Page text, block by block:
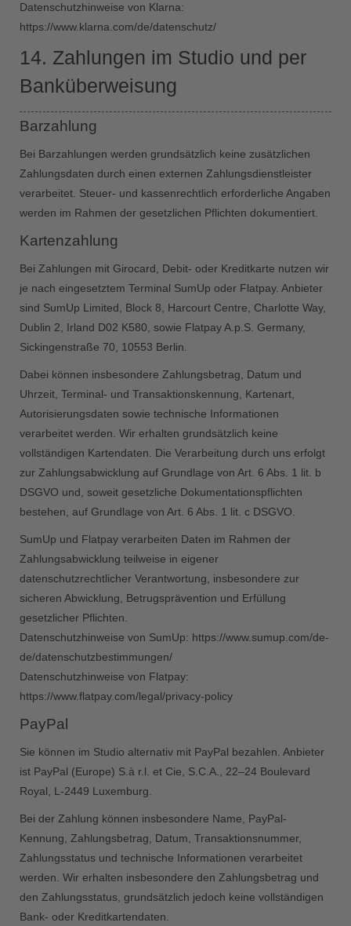
Datenschutzhinweise von Klarna:
https://www.klarna.com/de/datenschutz/
14. Zahlungen im Studio und per
Banküberweisung
Barzahlung
Bei Barzahlungen werden grundsätzlich keine zusätzlichen
Zahlungsdaten durch einen externen Zahlungsdienstleister
verarbeitet. Steuer- und kassenrechtlich erforderliche Angaben
werden im Rahmen der gesetzlichen Pflichten dokumentiert.
Kartenzahlung
Bei Zahlungen mit Girocard, Debit- oder Kreditkarte nutzen wir
je nach eingesetztem Terminal SumUp oder Flatpay. Anbieter
sind SumUp Limited, Block 8, Harcourt Centre, Charlotte Way,
Dublin 2, Irland D02 K580, sowie Flatpay A.p.S. Germany,
Sickingenstraße 70, 10553 Berlin.
Dabei können insbesondere Zahlungsbetrag, Datum und
Uhrzeit, Terminal- und Transaktionskennung, Kartenart,
Autorisierungsdaten sowie technische Informationen
verarbeitet werden. Wir erhalten grundsätzlich keine
vollständigen Kartendaten. Die Verarbeitung durch uns erfolgt
zur Zahlungsabwicklung auf Grundlage von Art. 6 Abs. 1 lit. b
DSGVO und, soweit gesetzliche Dokumentationspflichten
bestehen, auf Grundlage von Art. 6 Abs. 1 lit. c DSGVO.
SumUp und Flatpay verarbeiten Daten im Rahmen der
Zahlungsabwicklung teilweise in eigener
datenschutzrechtlicher Verantwortung, insbesondere zur
sicheren Abwicklung, Betrugsprävention und Erfüllung
gesetzlicher Pflichten.
Datenschutzhinweise von SumUp: https://www.sumup.com/de-
de/datenschutzbestimmungen/
Datenschutzhinweise von Flatpay:
https://www.flatpay.com/legal/privacy-policy
PayPal
Sie können im Studio alternativ mit PayPal bezahlen. Anbieter
ist PayPal (Europe) S.à r.l. et Cie, S.C.A., 22–24 Boulevard
Royal, L-2449 Luxemburg.
Bei der Zahlung können insbesondere Name, PayPal-
Kennung, Zahlungsbetrag, Datum, Transaktionsnummer,
Zahlungsstatus und technische Informationen verarbeitet
werden. Wir erhalten insbesondere den Zahlungsbetrag und
den Zahlungsstatus, grundsätzlich jedoch keine vollständigen
Bank- oder Kreditkartendaten.